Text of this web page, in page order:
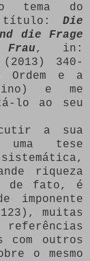
tema do
título: Die
die Frage
, in:
340-
e a
e me
lo ao seu
a sua
tese
riqueza
de fato, é
imponente
muitas
com outros
o mesmo